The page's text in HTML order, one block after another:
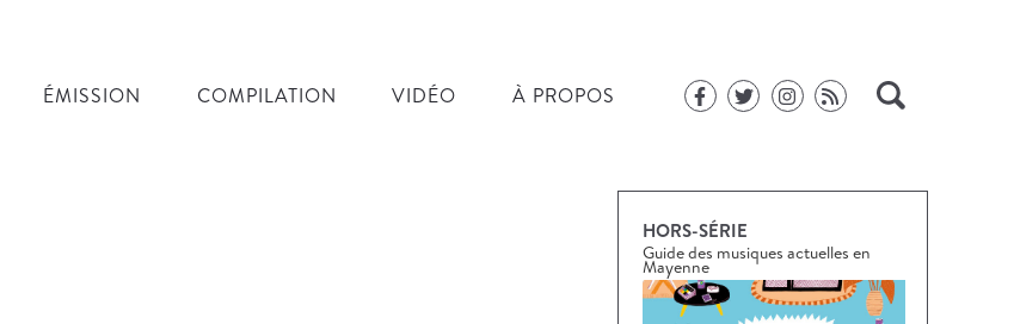
ÉMISSION COMPILATION VIDÉO À PROPOS
HORS-SÉRIE
Guide des musiques actuelles en
Mayenne